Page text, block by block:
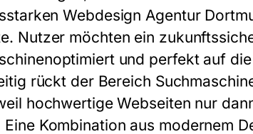
Webdesign Agentur
Nutzer möchten ein
und perfekt auf
rückt der Bereich
hochwertige Webseiten nur
Kombination aus modernem